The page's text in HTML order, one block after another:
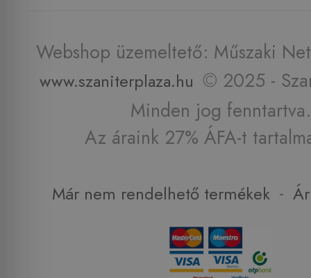
Webshop üzemeltető: Műszaki
www.szaniterplaza.hu © 2025 -
Minden jog fenntartva.
Az áraink 27% ÁFA-t
Már nem rendelhető termékek -